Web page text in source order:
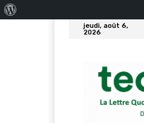
jeudi, août 6,
2026